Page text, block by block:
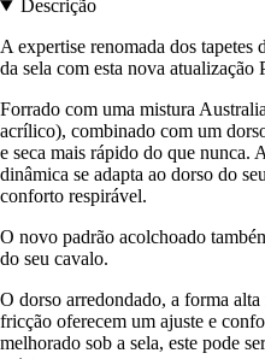
Descrição
A expertise renomada dos
da sela com esta nova atualização
Forrado com uma mistura
acrílico), combinado com um
e seca mais rápido do que nunca.
dinâmica se adapta ao dorso do
conforto respirável.
O novo padrão acolchoado
do seu cavalo.
O dorso arredondado, a forma
fricção oferecem um ajuste e
melhorado sob a sela, este pode